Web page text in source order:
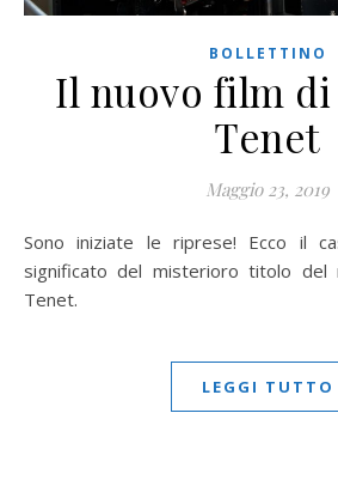
BOLLETTINO
Il nuovo film di
Tenet
Maggio 23, 2019
Sono iniziate le riprese! Ecco il cast al completo e il
significato del misterioro titolo del
Tenet.
LEGGI TUTTO